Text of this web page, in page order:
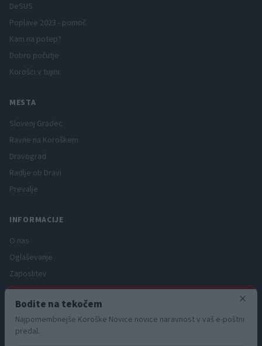
DeSUS
Poplave 2023 - pomoč
Kam na potep?
Dobro počutje
Korošci v tujini
MESTA
Slovenj Gradec
Ravne na Koroškem
Dravograd
Radlje ob Dravi
Prevalje
INFORMACIJE
O nas
Oglaševanje
Zaposlitev
Pravno obvestilo
Zasebnost in piškotki
Storitve
×
Bodite na tekočem
Najpomembnejše Koroške Novice novice naravnost v vaš e-poštni
predal.